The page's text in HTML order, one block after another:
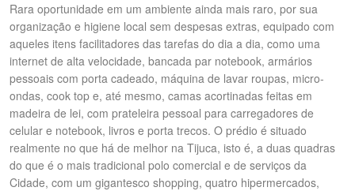
Rara oportunidade em um ambiente ainda mais raro, por sua
organização e higiene local sem despesas extras, equipado com
aqueles itens facilitadores das tarefas do dia a dia, como uma
internet de alta velocidade, bancada par notebook, armários
pessoais com porta cadeado, máquina de lavar roupas, micro-
ondas, cook top e, até mesmo, camas acortinadas feitas em
madeira de lei, com prateleira pessoal para carregadores de
celular e notebook, livros e porta trecos. O prédio é situado
realmente no que há de melhor na Tijuca, isto é, a duas quadras
do que é o mais tradicional polo comercial e de serviços da
Cidade, com um gigantesco shopping, quatro hipermercados,